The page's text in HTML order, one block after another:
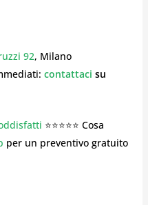
92, Milano
contattaci su
⭐⭐⭐⭐⭐ Cosa
per un preventivo gratuito